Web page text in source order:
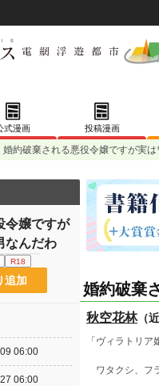
式漫画 投稿漫画
婚約破棄される悪役令嬢ですが実
婚約破棄
秋空花林（
「ヴィラトリ
ワタクシ、フ
令嬢ですが
なんだわ
R18
追加
06:00
06:00